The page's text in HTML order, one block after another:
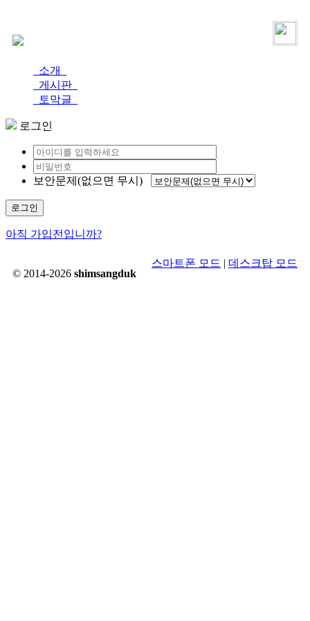
소개
게시판
토막글
로그인
보안문제(없으면 무시)
로그인
아직 가입전입니까?
© 2014-2026 shimsangduk
스마트폰 모드 | 데스크탑 모드